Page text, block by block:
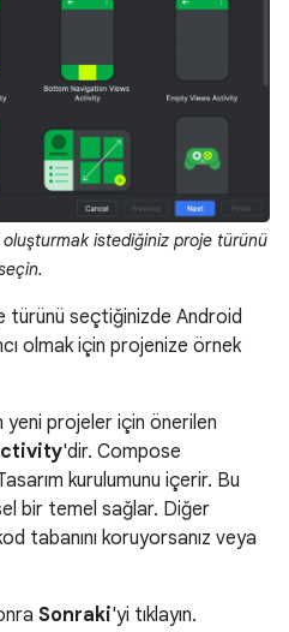
istediğiniz proje türünü
türünü seçtiğinizde Android
olmak için projenize örnek
projeler için önerilen
'dir. Compose
kurulumunu içerir. Bu
bir temel sağlar. Diğer
tabanını koruyorsanız veya
Sonraki'yi tıklayın.